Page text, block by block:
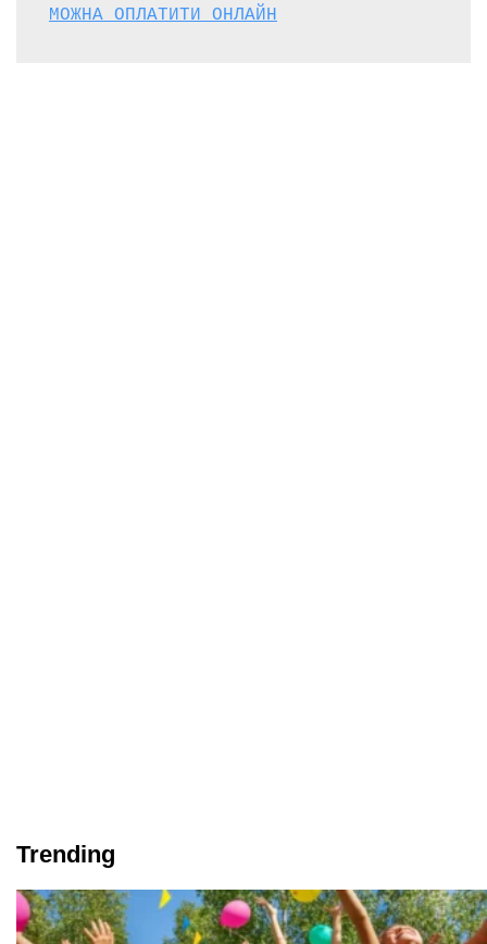
МОЖНА ОПЛАТИТИ ОНЛАЙН
Trending